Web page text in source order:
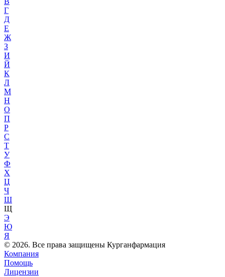
Г
Д
Е
Ж
З
И
Й
К
Л
М
Н
О
П
Р
С
Т
У
Ф
Х
Ц
Ч
Ш
Щ
Э
Ю
Я
© 2026. Все права защищены Курганфармация
Компания
Помощь
Лицензии